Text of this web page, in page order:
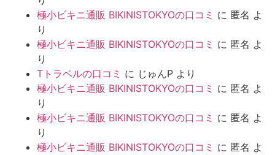
極小ビキニ通販 BIKINISTOKYOの口コミ に 匿名 よ
り
極小ビキニ通販 BIKINISTOKYOの口コミ に 匿名 よ
り
Tトラベルの口コミ に じゅんP より
極小ビキニ通販 BIKINISTOKYOの口コミ に 匿名 よ
り
極小ビキニ通販 BIKINISTOKYOの口コミ に 匿名 よ
り
極小ビキニ通販 BIKINISTOKYOの口コミ に 匿名 よ